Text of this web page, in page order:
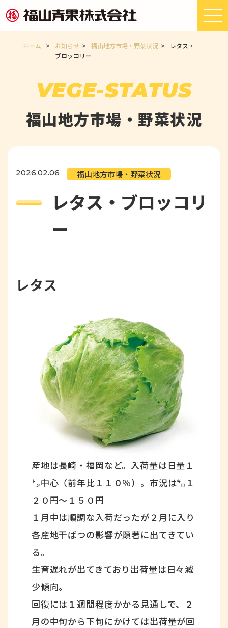
ホーム > お知らせ > 福山地方市場・野菜状況 >
レタス・
ブロッコリー
VEGE-STATUS
福山地方市場・野菜状況
2026.02.06 福山地方市場・野菜状況
レタス・ブロッコリ
ー
レタス
産地は長崎・福岡など。入荷量は日量１
㌧中心（前年比１１０％）。市況は㌔１
２０円～１５０円
１月中は順調な入荷だったが２月に入り
各産地干ばつの影響が顕著に出てきてい
る。
生育遅れが出てきており出荷量は日々減
少傾向。
回復には１週間程度かかる見通しで、２
月の中旬から下旬にかけては出荷量が回